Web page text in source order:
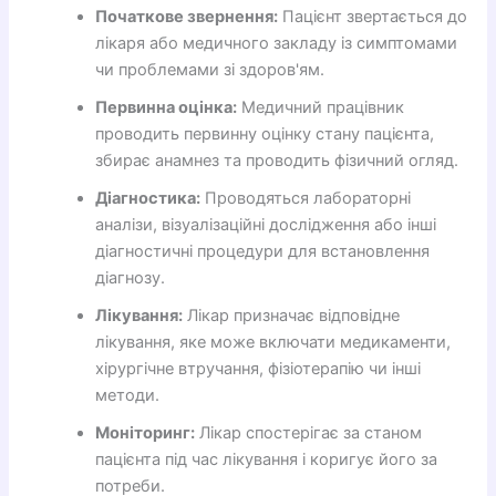
Початкове звернення: Пацієнт звертається до
лікаря або медичного закладу із симптомами
чи проблемами зі здоров'ям.
Первинна оцінка: Медичний працівник
проводить первинну оцінку стану пацієнта,
збирає анамнез та проводить фізичний огляд.
Діагностика: Проводяться лабораторні
аналізи, візуалізаційні дослідження або інші
діагностичні процедури для встановлення
діагнозу.
Лікування: Лікар призначає відповідне
лікування, яке може включати медикаменти,
хірургічне втручання, фізіотерапію чи інші
методи.
Моніторинг: Лікар спостерігає за станом
пацієнта під час лікування і коригує його за
потреби.